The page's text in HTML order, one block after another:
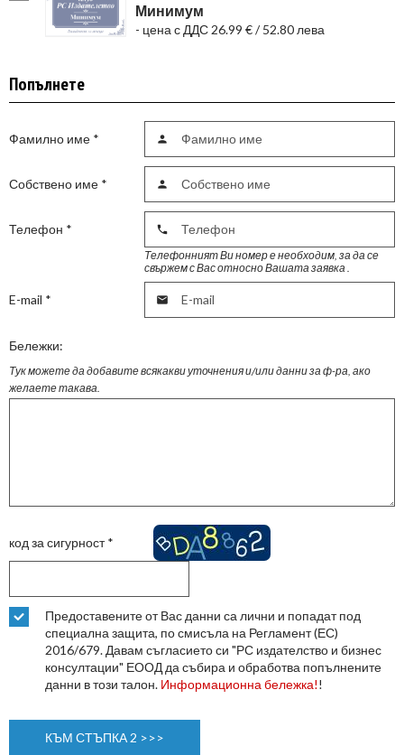
Минимум
- цена с ДДС 26.99 € / 52.80 лева
Попълнете
Фамилно име * 
Собствено име * 
Телефон * 
Телефонният Ви номер е необходим, за да се
свържем с Вас относно Вашата заявка .
E-mail * 
Бележки:
Тук можете да добавите всякакви уточнения и/или данни за ф-ра, ако
желаете такава.
код за сигурност*
Предоставените от Вас данни са лични и попадат под
специална защита, по смисъла на Регламент (ЕС)
2016/679. Давам съгласието си "РС издателство и бизнес
консултации" ЕООД да събира и обработва попълнените
данни в този талон. Информационна бележка!!